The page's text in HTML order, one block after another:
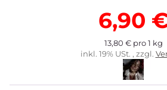
6,90
13,80 € pro 1 kg
inkl. 19% USt. , zzgl.